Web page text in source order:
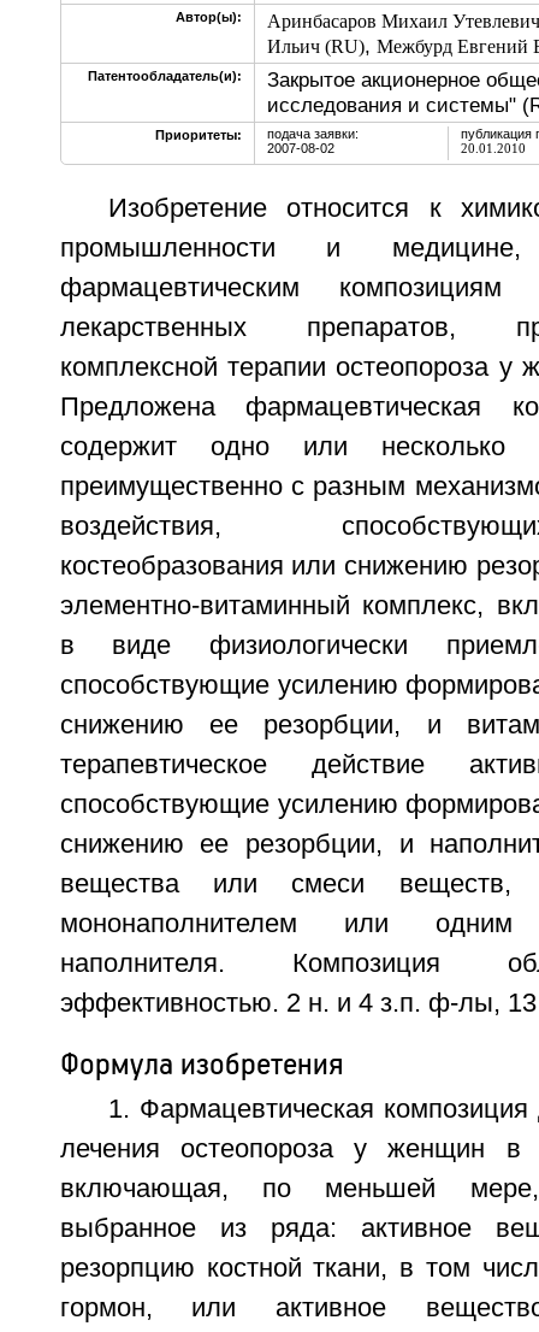
Автор(ы):
Аринбасаров Михаил
Ильич (RU), Межбурд Евгений
Патентообладатель(и):
Закрытое акционерное
исследования и системы"
Приоритеты:
подача заявки:
2007-08-02
публикация
20.01.2010
Изобретение относится к
промышленности и
фармацевтическим
лекарственных препаратов,
комплексной терапии остеопороза у
Предложена фармацевтическая
содержит одно или несколько
преимущественно с разным
воздействия,
костеобразования или снижению
элементно-витаминный комплекс,
в виде физиологически
способствующие усилению
снижению ее резорбции, и
терапевтическое действие
способствующие усилению
снижению ее резорбции, и
вещества или смеси веществ,
мононаполнителем или
наполнителя. Композиция
эффективностью. 2 н. и 4 з.п. ф-лы, 13
Формула изобретения
1. Фармацевтическая
лечения остеопороза у женщин в
включающая, по меньшей
выбранное из ряда: активное
резорпцию костной ткани, в том
гормон, или активное